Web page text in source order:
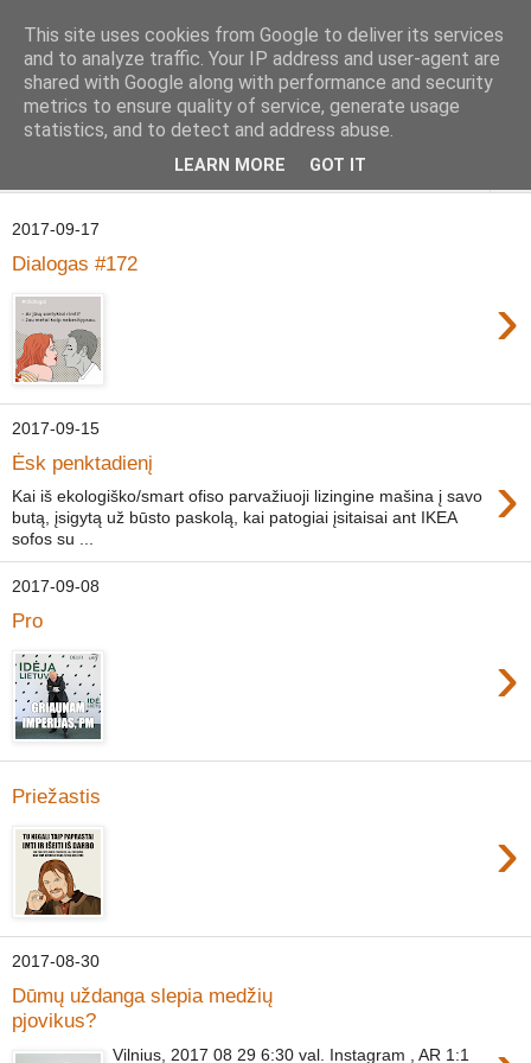
Geležinė Lapė
Tas pats, kas ir Geležinis Vilkas, tik Lapė.
2017-09-17
Dialogas #172
›
2017-09-15
Ėsk penktadienį ›
Kai iš ekologiško/smart ofiso parvažiuoji lizingine mašina į savo
butą, įsigytą už būsto paskolą, kai patogiai įsitaisai ant IKEA
sofos su ...
2017-09-08
Pro
›
Priežastis
›
2017-08-30
Dūmų uždanga slepia medžių
pjovikus?
Vilnius, 2017 08 29 6:30 val. Instagram , AR 1:1
This site uses cookies from Google to deliver its services
and to analyze traffic. Your IP address and user-agent are
shared with Google along with performance and security
metrics to ensure quality of service, generate usage
statistics, and to detect and address abuse.
LEARN MORE GOT IT